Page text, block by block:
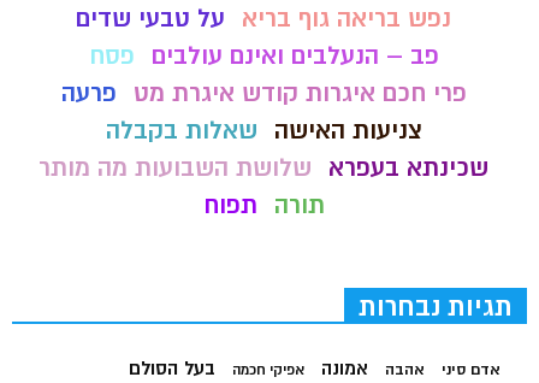
נפש בריאה גוף בריא
על טבעי שדים
פב – הנעלבים ואינם עולבים
פסח
פרי חכם איגרות קודש איגרת מט
פרעה
צניעות האישה
שאלות בקבלה
שכינתא בעפרא
שלושת השבועות מה מותר
תורה
תפוח
תגיות נבחרות
אדם סיני אהבה אמונה אפיקי חכמה בעל הסולם